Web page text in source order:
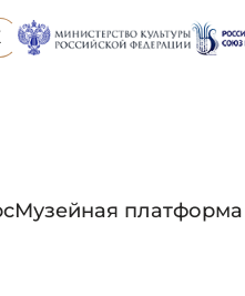
Музейная платформа